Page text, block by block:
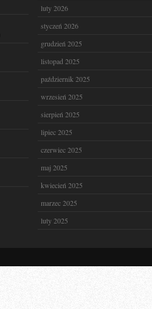
luty 2026
styczeń 2026
grudzień 2025
listopad 2025
październik 2025
wrzesień 2025
sierpień 2025
lipiec 2025
czerwiec 2025
maj 2025
kwiecień 2025
marzec 2025
luty 2025